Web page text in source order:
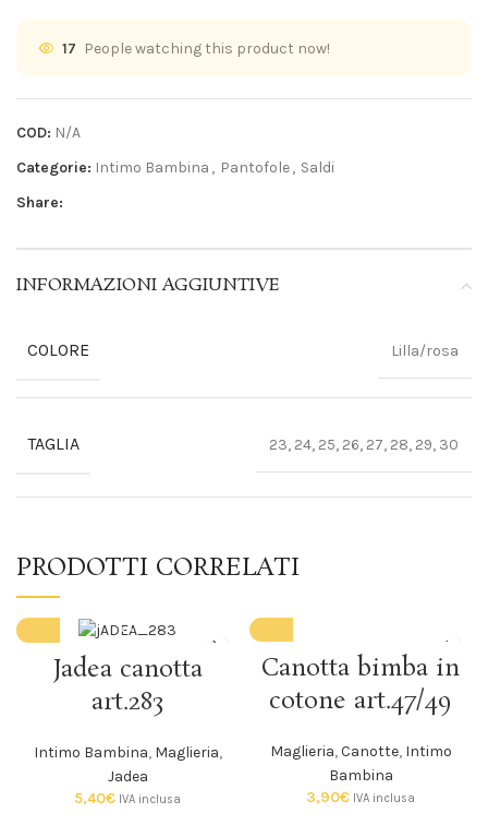
17 People watching this product now!
COD: N/A
Categorie: Intimo Bambina , Pantofole, Saldi
Share:
INFORMAZIONI AGGIUNTIVE
COLORE Lilla/rosa
TAGLIA 23, 24, 25, 26, 27, 28, 29, 30
PRODOTTI CORRELATI
Jadea canotta
art.283
Intimo Bambina, Maglieria,
Jadea
5,40€ IVA inclusa
Canotta bimba in
cotone art.47/49
Maglieria,Canotte, Intimo
Bambina
3,90€ IVA inclusa